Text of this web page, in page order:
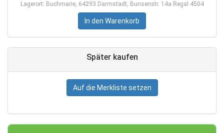
Lagerort: Buchmarie, 64293 Darmstadt, Bunsenstr. 14a Regal 4504
In den Warenkorb
Später kaufen
Auf die Merkliste setzen